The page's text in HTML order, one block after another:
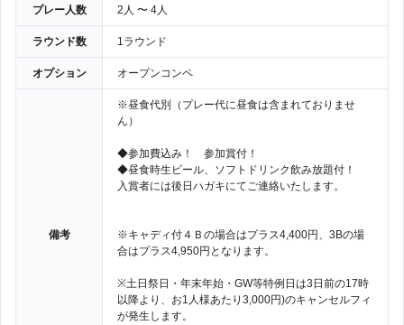
プレー人数 2人 〜 4人
ラウンド数 1ラウンド
オプション オープンコンペ
備考
※昼食代別（プレー代に昼食は含まれておりませ
ん）
◆参加費込み！ 参加賞付！
◆昼食時生ビール、ソフトドリンク飲み放題付！
入賞者には後日ハガキにてご連絡いたします。
※キャディ付４Ｂの場合はプラス4,400円、3Bの場
合はプラス4,950円となります。
※土日祭日・年末年始・GW等特例日は3日前の17時
以降より、お1人様あたり3,000円)のキャンセルフィ
が発生します。